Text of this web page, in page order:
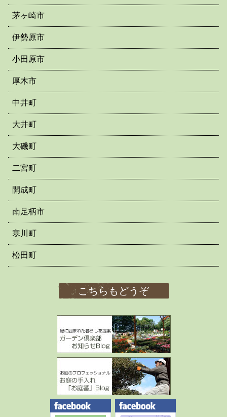
茅ヶ崎市
伊勢原市
小田原市
厚木市
中井町
大井町
大磯町
二宮町
開成町
南足柄市
寒川町
松田町
こちらもどうぞ